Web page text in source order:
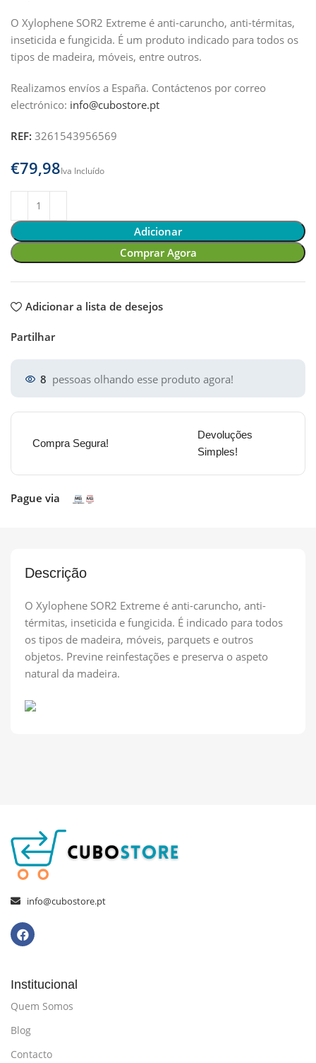
O Xylophene SOR2 Extreme é anti-caruncho, anti-térmitas,
inseticida e fungicida. É um produto indicado para todos os
tipos de madeira, móveis, entre outros.
Realizamos envíos a España. Contáctenos por correo
electrónico: info@cubostore.pt
REF:3261543956569
€
Adicionar
Comprar Agora
Adicionar a lista de desejos
Partilhar
8 pessoas olhando esse produto agora!
Compra Segura!
Devoluções
Simples!
Pague via
Descrição
O Xylophene SOR2 Extreme é anti-caruncho, anti-
térmitas, inseticida e fungicida. É indicado para todos
os tipos de madeira, móveis, parquets e outros
objetos. Previne reinfestações e preserva o aspeto
natural da madeira.
info@cubostore.pt
Institucional
Quem Somos
Blog
Contacto